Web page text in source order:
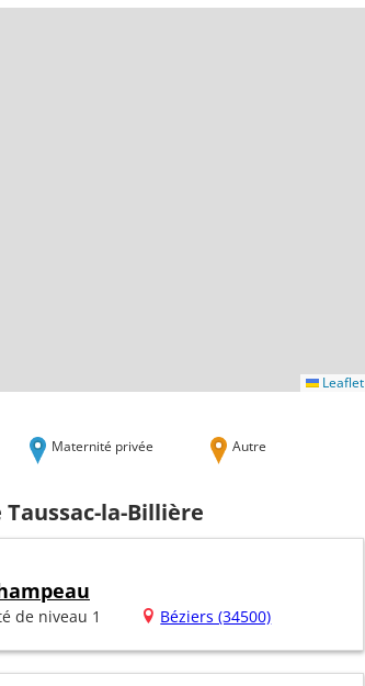
Leaflet
Maternité privée Autre
la-Billière
de niveau 1 Béziers (34500)